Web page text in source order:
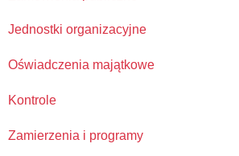
Jednostki organizacyjne
Oświadczenia majątkowe
Kontrole
Zamierzenia i programy